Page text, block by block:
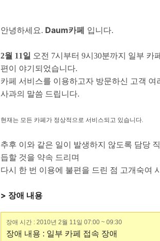
안녕하세요. Daum카페 입니다.
2월 11일 오전 7시부터 9시30분까지 일부 카
편이 야기되었습니다.
카페 서비스를 이용하고자 방문하신 고객
사과의 말씀 드립니다.
현재는 모든 카페가 정상적으로 서비스되고 있습니다.
추후 이와 같은 일이 발생하지 않도록 담당
듭할 것을 약속 드리며
다시 한 번 이용에 불편을 드린 점 고개숙여
> 장애 내용
장애 시간 : 2010년 2월 11일 07:00 ~ 09:30
장애 내용 : 일부 카페 접속 장애